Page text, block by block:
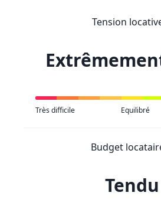
Tension
Très difficile Equilibré
Budget
Tendu